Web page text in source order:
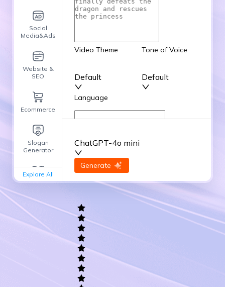
Social
Media&Ads
Website &
SEO
Ecommerce
Slogan
Generator
General
Academic
Writing
Explore All
Video Theme
Default
Tone of Voice
Default
Language
Advanced Options
ChatGPT-4o mini
Generate